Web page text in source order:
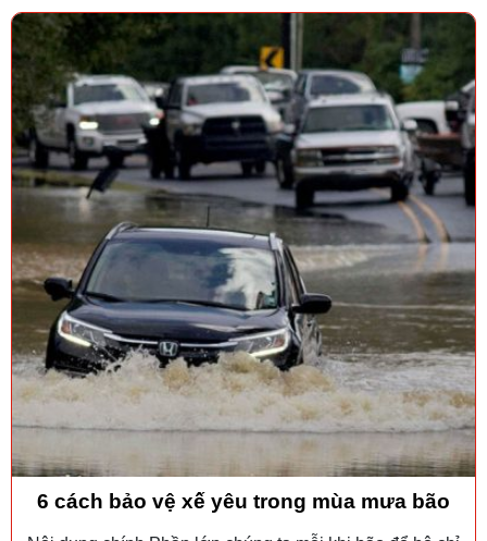
6 cách bảo vệ xế yêu trong mùa mưa bão